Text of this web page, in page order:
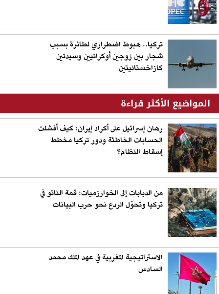
تركيا.. هبوط اضطراري لطائرة بسبب
شجار بين زوجين أوكرانيين وسيدتين
كازاخستانيتين
المواضيع الأكثر قراءة
رهان إسرائيل على أكراد إيران: كيف أفشلت
الحسابات الخاطئة ودور تركيا مخطط
إسقاط النظام؟
من الدبابات إلى الخوارزميات: قمة الناتو في
تركيا وتحوّل الردع نحو حرب البيانات
الاستراتيجية المغربية في عهد الملك محمد
السادس